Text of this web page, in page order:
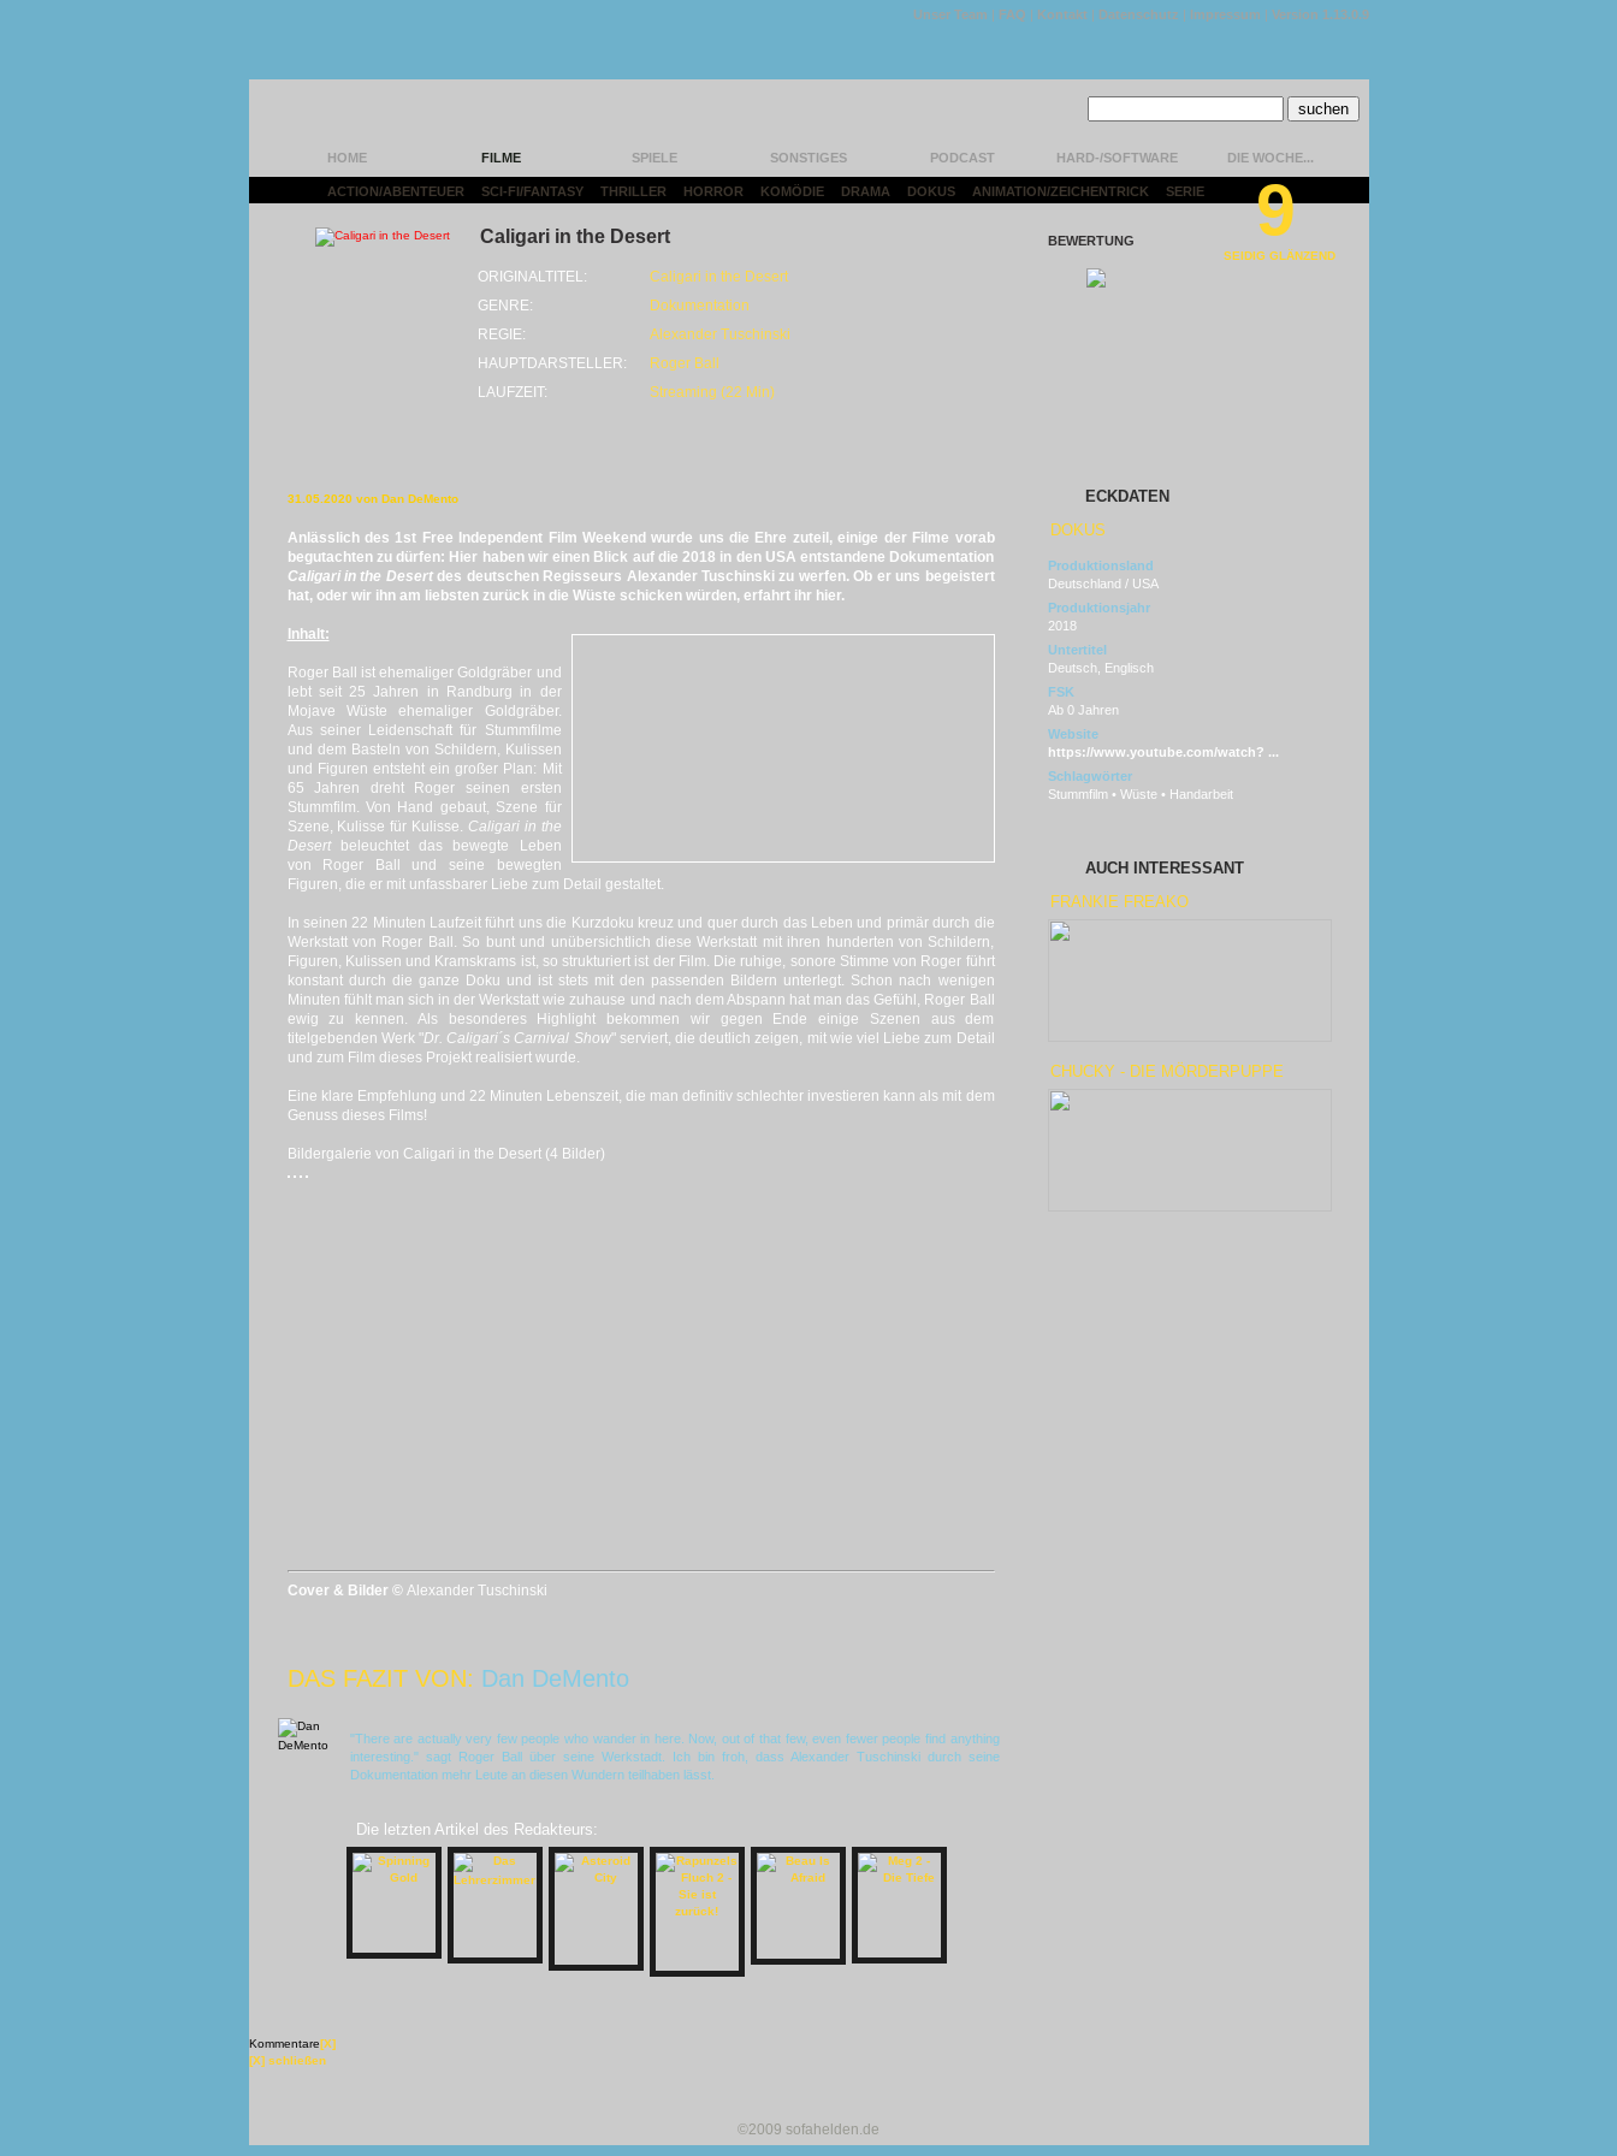
Unser Team | FAQ | Kontakt | Datenschutz | Impressum | Version 1.13.0.9
HOME FILME SPIELE SONSTIGES PODCAST HARD-/SOFTWARE DIE WOCHE...
ACTION/ABENTEUER SCI-FI/FANTASY THRILLER HORROR KOMÖDIE DRAMA DOKUS ANIMATION/ZEICHENTRICK SERIE
Caligari in the Desert
ORIGINALTITEL:
Caligari in the Desert
GENRE:
Dokumentation
REGIE:
Alexander Tuschinski
HAUPTDARSTELLER:
Roger Ball
LAUFZEIT:
Streaming (22 Min)
BEWERTUNG 9
SEIDIG GLÄNZEND
31.05.2020 von Dan DeMento
Anlässlich des 1st Free Independent Film Weekend wurde uns die Ehre zuteil, einige der Filme vorab
begutachten zu dürfen: Hier haben wir einen Blick auf die 2018 in den USA entstandene Dokumentation
Caligari in the Desertdes deutschen Regisseurs Alexander Tuschinski zu werfen. Ob er uns begeistert
hat, oder wir ihn am liebsten zurück in die Wüste schicken würden, erfahrt ihr hier.
Inhalt:
Roger Ball ist ehemaliger Goldgräber und
lebt seit 25 Jahren in Randburg in der
Mojave Wüste ehemaliger Goldgräber.
Aus seiner Leidenschaft für Stummfilme
und dem Basteln von Schildern, Kulissen
und Figuren entsteht ein großer Plan: Mit
65 Jahren dreht Roger seinen ersten
Stummfilm. Von Hand gebaut, Szene für
Szene, Kulisse für Kulisse. Caligari in the
Desertbeleuchtet das bewegte Leben
von Roger Ball und seine bewegten
Figuren, die er mit unfassbarer Liebe zum Detail gestaltet.
In seinen 22 Minuten Laufzeit führt uns die Kurzdoku kreuz und quer durch das Leben und primär durch die
Werkstatt von Roger Ball. So bunt und unübersichtlich diese Werkstatt mit ihren hunderten von Schildern,
Figuren, Kulissen und Kramskrams ist, so strukturiert ist der Film. Die ruhige, sonore Stimme von Roger führt
konstant durch die ganze Doku und ist stets mit den passenden Bildern unterlegt. Schon nach wenigen
Minuten fühlt man sich in der Werkstatt wie zuhause und nach dem Abspann hat man das Gefühl, Roger Ball
ewig zu kennen. Als besonderes Highlight bekommen wir gegen Ende einige Szenen aus dem
titelgebenden Werk "Dr. Caligari´s Carnival Show" serviert, die deutlich zeigen, mit wie viel Liebe zum Detail
und zum Film dieses Projekt realisiert wurde.
Eine klare Empfehlung und 22 Minuten Lebenszeit, die man definitiv schlechter investieren kann als mit dem
Genuss dieses Films!
Bildergalerie von Caligari in the Desert (4 Bilder)
Cover & Bilder © Alexander Tuschinski
DAS FAZIT VON: Dan DeMento
"There are actually very few people who wander in here. Now, out of that few, even fewer people find anything
interesting." sagt Roger Ball über seine Werkstadt. Ich bin froh, dass Alexander Tuschinski durch seine
Dokumentation mehr Leute an diesen Wundern teilhaben lässt.
Die letzten Artikel des Redakteurs:
ECKDATEN
DOKUS
Produktionsland
Deutschland / USA
Produktionsjahr
2018
Untertitel
Deutsch, Englisch
FSK
Ab 0 Jahren
Website
https://www.youtube.com/watch? ...
Schlagwörter
Stummfilm • Wüste • Handarbeit
AUCH INTERESSANT
FRANKIE FREAKO
CHUCKY - DIE MÖRDERPUPPE
Kommentare[X]
[X] schließen
©2009 sofahelden.de